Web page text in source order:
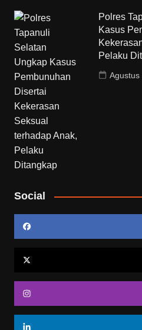
Polres
Kasus
Pelaku
Agustus
Social